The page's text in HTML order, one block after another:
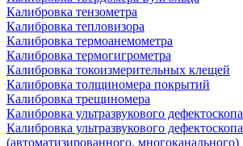
Калибровка тензометра
Калибровка тепловизора
Калибровка термоанемометра
Калибровка термогигрометра
Калибровка токоизмерительных клещей
Калибровка толщиномера покрытий
Калибровка трещиномера
Калибровка ультразвукового дефектоскопа
Калибровка ультразвукового дефектоскопа
(автоматизированного, многоканального)